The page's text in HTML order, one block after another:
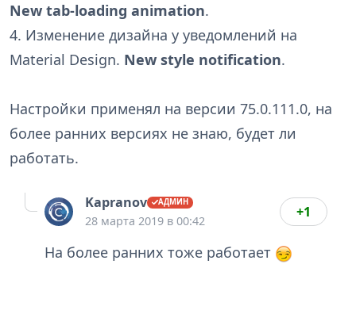
New tab-loading animation.
4. Изменение дизайна у уведомлений на
Material Design. New style notification.
Настройки применял на версии 75.0.111.0, на
более ранних версиях не знаю, будет ли
работать.
Kapranov
28 марта 2019 в 00:42
+1
На более ранних тоже работает